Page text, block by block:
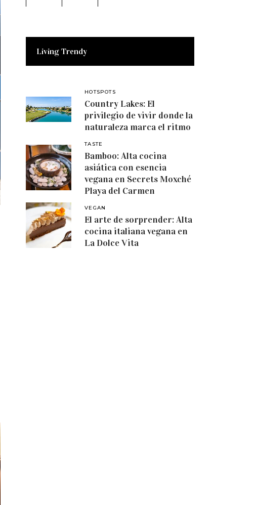
Living Trendy
HOTSPOTS
Country Lakes: El
privilegio de vivir donde la
naturaleza marca el ritmo
TASTE
Bamboo: Alta cocina
asiática con esencia
vegana en Secrets Moxché
Playa del Carmen
VEGAN
El arte de sorprender: Alta
cocina italiana vegana en
La Dolce Vita